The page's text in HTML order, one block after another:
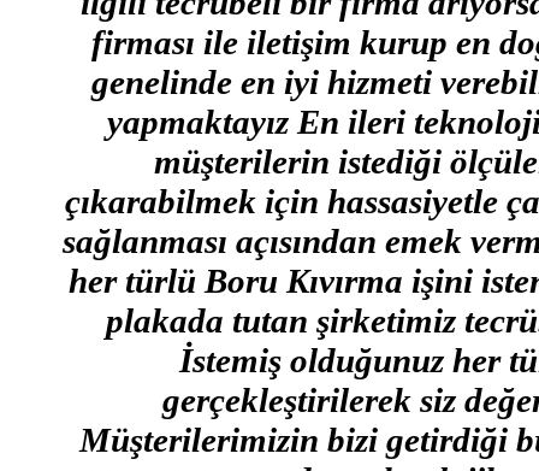
firması ile iletişim kurup en
genelinde en iyi hizmeti
yapmaktayız En ileri
müşterilerin istediği
çıkarabilmek için hassasiyetle
sağlanması açısından emek
her türlü Boru Kıvırma işini
plakada tutan şirketimiz
İstemiş olduğunuz her
gerçekleştirilerek siz
Müşterilerimizin bizi getirdiği